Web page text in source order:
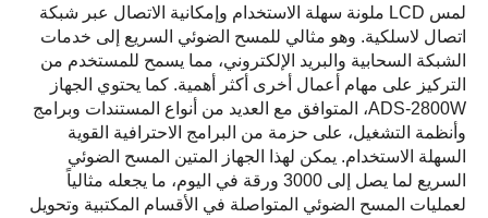
لمس LCD ملونة سهلة الاستخدام وإمكانية الاتصال عبر شبكة
اتصال لاسلكية. وهو مثالي للمسح الضوئي السريع إلى خدمات
الشبكة السحابية والبريد الإلكتروني، مما يسمح للمستخدم من
التركيز على مهام أعمال أخرى أكثر أهمية. كما يحتوي الجهاز
ADS-2800W، المتوافق مع العديد من أنواع المستندات وبرامج
وأنظمة التشغيل، على حزمة من البرامج الاحترافية القوية
السهلة الاستخدام. يمكن لهذا الجهاز المتين المسح الضوئي
السريع لما يصل إلى 3000 ورقة في اليوم، ما يجعله مثالياً
لعمليات المسح الضوئي المتواصلة في الأقسام المكتبية وتحويل